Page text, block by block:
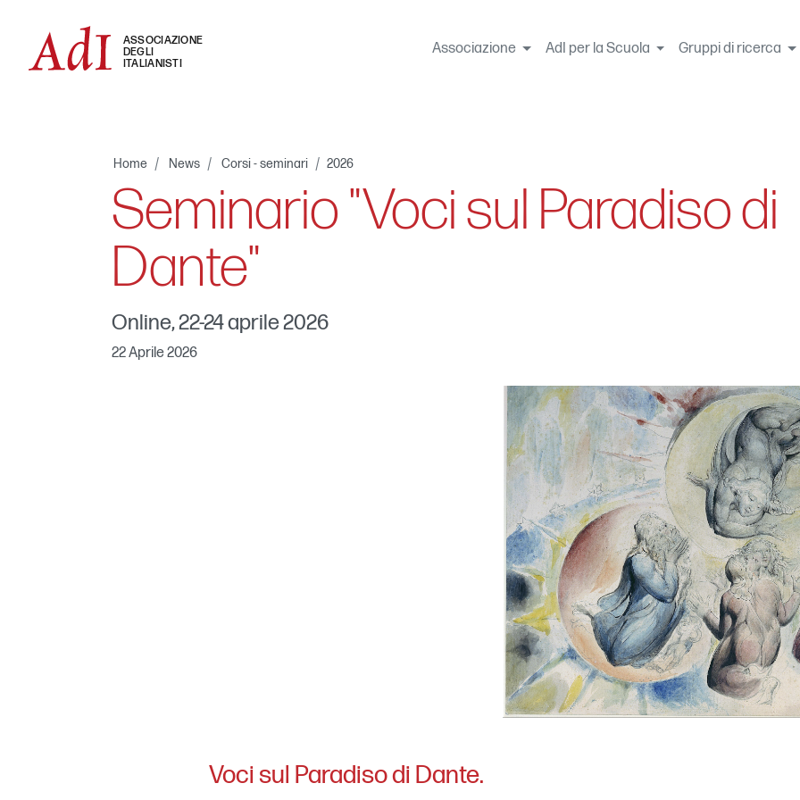
ASSOCIAZIONE
DEGLI
ITALIANISTI
Associazione AdI per la Scuola Gruppi di ricerca
Home News Corsi - seminari 2026
Seminario "Voci sul Paradiso di
Dante"
Online, 22-24 aprile 2026
22 Aprile 2026
Voci sul Paradiso di Dante.